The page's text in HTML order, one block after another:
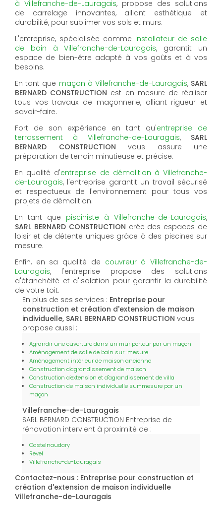
à Villefranche-de-Lauragais, propose des solutions
de carrelage innovantes, alliant esthétique et
durabilité, pour sublimer vos sols et murs.
L'entreprise, spécialisée comme installateur de salle
de bain à Villefranche-de-Lauragais, garantit un
espace de bien-être adapté à vos goûts et à vos
besoins.
En tant que maçon à Villefranche-de-Lauragais, SARL
BERNARD CONSTRUCTION est en mesure de réaliser
tous vos travaux de maçonnerie, alliant rigueur et
savoir-faire.
Fort de son expérience en tant qu'entreprise de
terrassement à Villefranche-de-Lauragais, SARL
BERNARD CONSTRUCTION vous assure une
préparation de terrain minutieuse et précise.
En qualité d'entreprise de démolition à Villefranche-
de-Lauragais, l'entreprise garantit un travail sécurisé
et respectueux de l'environnement pour tous vos
projets de démolition.
En tant que pisciniste à Villefranche-de-Lauragais,
SARL BERNARD CONSTRUCTION crée des espaces de
loisir et de détente uniques grâce à des piscines sur
mesure.
Enfin, en sa qualité de couvreur à Villefranche-de-
Lauragais, l'entreprise propose des solutions
d'étanchéité et d'isolation pour garantir la durabilité
de votre toit.
En plus de ses services : Entreprise pour
construction et création d'extension de maison
individuelle, SARL BERNARD CONSTRUCTION vous
propose aussi :
Agrandir une ouverture dans un mur porteur par un maçon
Aménagement de salle de bain sur-mesure
Aménagement intérieur de maison ancienne
Construction d'agrandissement de maison
Construction d'extension et d'agrandissement de villa
Construction de maison individuelle sur-mesure par un
maçon
Villefranche-de-Lauragais
SARL BERNARD CONSTRUCTION Entreprise de
rénovation intervient à proximité de :
Castelnaudary
Revel
Villefranche-de-Lauragais
Contactez-nous : Entreprise pour construction et
création d'extension de maison individuelle
Villefranche-de-Lauragais